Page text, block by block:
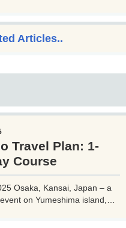
Articles..
Travel Plan: 1-
Course
Osaka, Kansai, Japan – a
on Yumeshima island,